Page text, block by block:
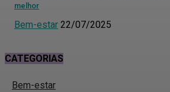
melhor
Bem-estar 22/07/2025
CATEGORIAS
Bem-estar